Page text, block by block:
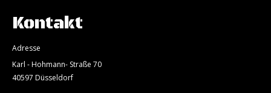
Kontakt
Adresse
Karl - Hohmann- Straße 70
40597 Düsseldorf